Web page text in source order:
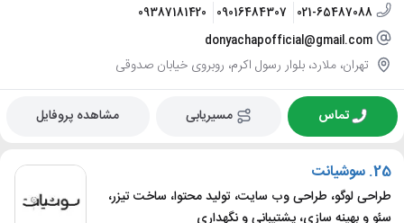
021-65487088
09016484307
09387181420
donyachapofficial@gmail.com
تهران، ملارد، بلوار رسول اکرم، روبروی خیابان صدوقی
تماس مسیریابی مشاهده پروفایل
25. سوشیانت
طراحی لوگو، طراحی وب سایت، تولید محتوا، ساخت تیزر،
سئو و بهینه سازی، پشتیبانی و نگهداری